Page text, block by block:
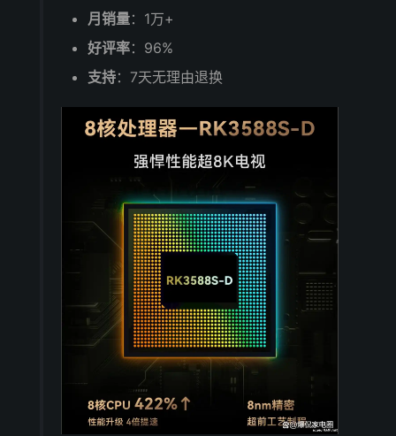
月销量：1万+
好评率：96%
支持：7天无理由退换